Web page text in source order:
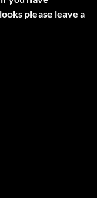
please leave a